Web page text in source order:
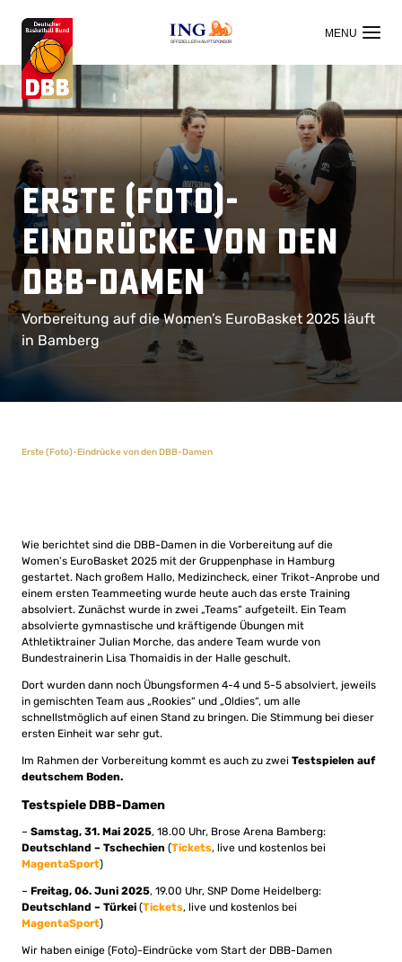
OFFIZIELLER HAUPTSPONSOR
Erste (Foto)-
Eindrücke von den
DBB-Damen
Vorbereitung auf die Women’s EuroBasket 2025 läuft
in Bamberg
Erste (Foto)-Eindrücke von den DBB-Damen
Wie berichtet sind die DBB-Damen in die Vorbereitung auf die
Women’s EuroBasket 2025 mit der Gruppenphase in Hamburg
gestartet. Nach großem Hallo, Medizincheck, einer Trikot-Anprobe und
einem ersten Teammeeting wurde heute auch das erste Training
absolviert. Zunächst wurde in zwei „Teams“ aufgeteilt. Ein Team
absolvierte gymnastische und kräftigende Übungen mit
Athletiktrainer Julian Morche, das andere Team wurde von
Bundestrainerin Lisa Thomaidis in der Halle geschult.
Dort wurden dann noch Übungsformen 4-4 und 5-5 absolviert, jeweils
in gemischten Team aus „Rookies“ und „Oldies“, um alle
schnellstmöglich auf einen Stand zu bringen. Die Stimmung bei dieser
ersten Einheit war sehr gut.
Im Rahmen der Vorbereitung kommt es auch zu zwei Testspielen auf
deutschem Boden.
Testspiele DBB-Damen
– Samstag, 31. Mai 2025, 18.00 Uhr, Brose Arena Bamberg:
Deutschland – Tschechien (Tickets, live und kostenlos bei
MagentaSport)
– Freitag, 06. Juni 2025, 19.00 Uhr, SNP Dome Heidelberg:
Deutschland – Türkei (Tickets, live und kostenlos bei
MagentaSport)
Wir haben einige (Foto)-Eindrücke vom Start der DBB-Damen